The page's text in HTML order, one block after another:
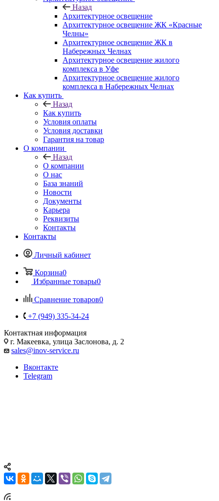
Назад
Архитектурное освещение
Архитектурное освещение ЖК «Красные
Челны»
Архитектурное освещение ЖК в
Набережных Челнах
Архитектурное освещение жилого
комплекса в Уфе
Архитектурное освещение жилого
комплекса в Набережных Челнах
Как купить
Назад
Как купить
Условия оплаты
Условия доставки
Гарантия на товар
О компании
Назад
О компании
О нас
База знаний
Новости
Документы
Карьера
Реквизиты
Контакты
Контакты
Личный кабинет
Корзина0
Избранные товары0
Сравнение товаров0
+7 (949) 335-34-24
Контактная информация
г. Макеевка, улица Заслонова, д. 2
sales@inov-service.ru
Вконтакте
Telegram